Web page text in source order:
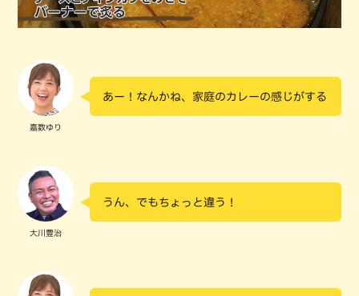
嘉数ゆり
あー！なんかね、家庭のカレーの感じがする
大川豊治
うん、でもちょっと違う！